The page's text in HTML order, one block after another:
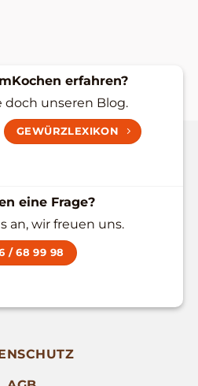
erfahren?
doch unseren Blog.
GEWÜRZLEXIKON
eine Frage?
an, wir freuen uns.
/ 68 99 98